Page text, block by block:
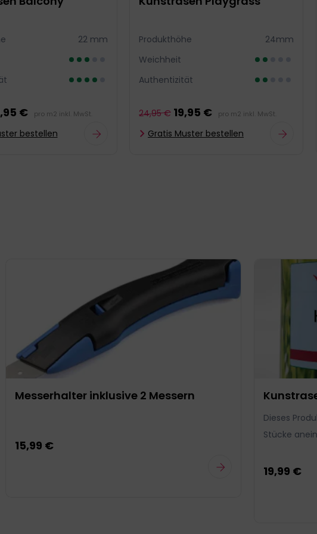
€ pro m2 inkl. MwSt.
22 mm
bestellen
24,95 € 19,95 € pro m2 inkl. MwSt.
Produkthöhe
24mm
Weichheit
Authentizität
Gratis Muster bestellen
Messerhalter inklusive 2 Messern
15,99 €
Dieses
Stücke
19,99 €